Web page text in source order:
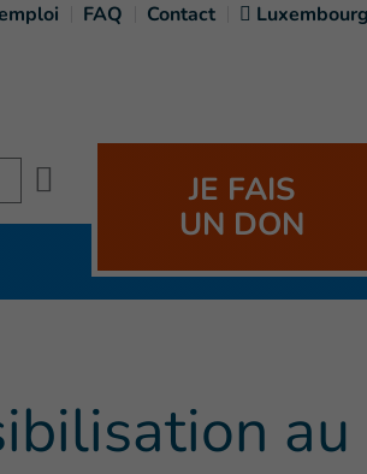
FAQ Contact Luxembourg
JE FAIS
UN DON
au